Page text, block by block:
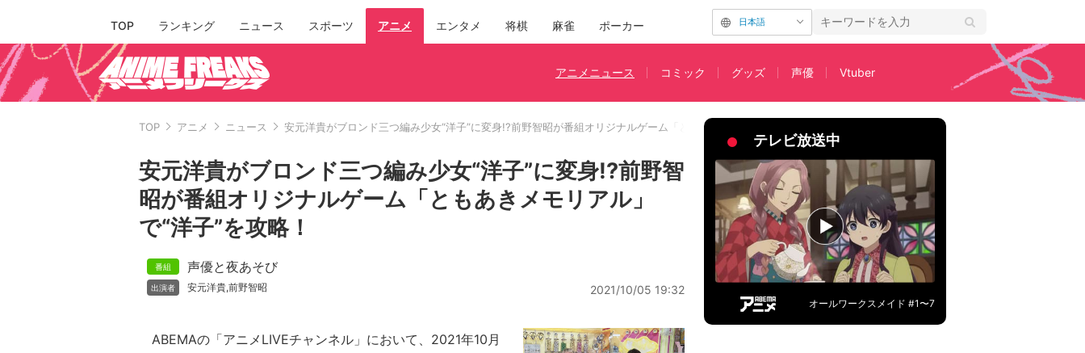
TOP ランキング ニュース スポーツ アニメ エンタメ 将棋 麻雀 ポーカー 日本語
アニメニュース コミック グッズ 声優 Vtuber
TOP アニメ ニュース 安元洋貴がブロンド三つ編み少女“洋子”に変身!?前野智昭が番組オリジナルゲーム「ともあきメモリアル」で“洋子”を攻略！
安元洋貴がブロンド三つ編み少女“洋子”に変身!?前野智
昭が番組オリジナルゲーム「ともあきメモリアル」
で“洋子”を攻略！
声優と夜あそび
安元洋貴,前野智昭 2021/10/05 19:32
ABEMAの「アニメLIVEチャンネル」において、2021年10月
テレビ放送中
オールワークスメイド #1〜7